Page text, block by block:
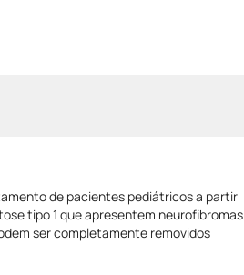
de pacientes pediátricos a partir
tipo 1 que apresentem neurofibromas
ser completamente removidos